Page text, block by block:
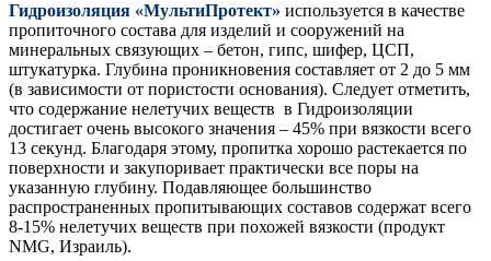
Гидроизоляция «МультиПротект» используется в качестве
пропиточного состава для изделий и сооружений на
минеральных связующих – бетон, гипс, шифер, ЦСП,
штукатурка. Глубина проникновения составляет от 2 до 5 мм
(в зависимости от пористости основания). Следует отметить,
что содержание нелетучих веществ в Гидроизоляции
достигает очень высокого значения – 45% при вязкости всего
13 секунд. Благодаря этому, пропитка хорошо растекается по
поверхности и закупоривает практически все поры на
указанную глубину. Подавляющее большинство
распространенных пропитывающих составов содержат всего
8-15% нелетучих веществ при похожей вязкости (продукт
NMG, Израиль).